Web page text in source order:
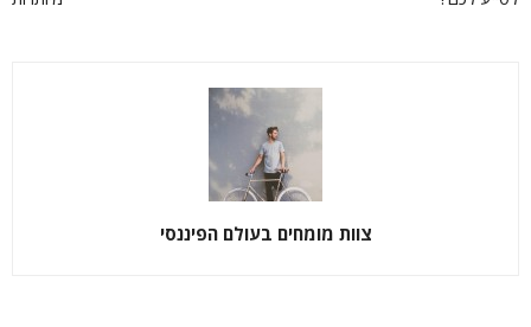
צוות מומחים בעולם הפיננסי